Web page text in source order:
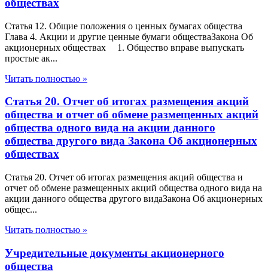
обществах
Статья 12. Общие положения о ценных бумагах общества
Глава 4. Акции и другие ценные бумаги обществаЗакона Об
акционерных обществах 1. Общество вправе выпускать
простые ак...
Читать полностью »
Статья 20. Отчет об итогах размещения акций
общества и отчет об обмене размещенных акций
общества одного вида на акции данного
общества другого вида Закона Об акционерных
обществах
Статья 20. Отчет об итогах размещения акций общества и
отчет об обмене размещенных акций общества одного вида на
акции данного общества другого видаЗакона Об акционерных
общес...
Читать полностью »
Учредительные документы акционерного
общества